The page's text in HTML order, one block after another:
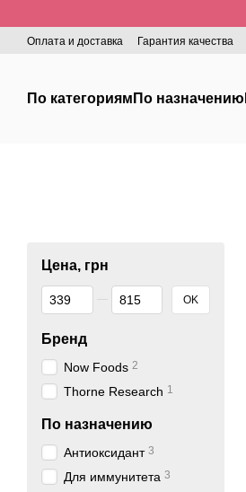
Оплата и доставка Гарантия качества
По категориям По назначению
Цена, грн
От Цена, грн
До Цена, грн OK
Бренд
Now Foods 2
Thorne Research 1
По назначению
Антиоксидант 3
Для иммунитета 3